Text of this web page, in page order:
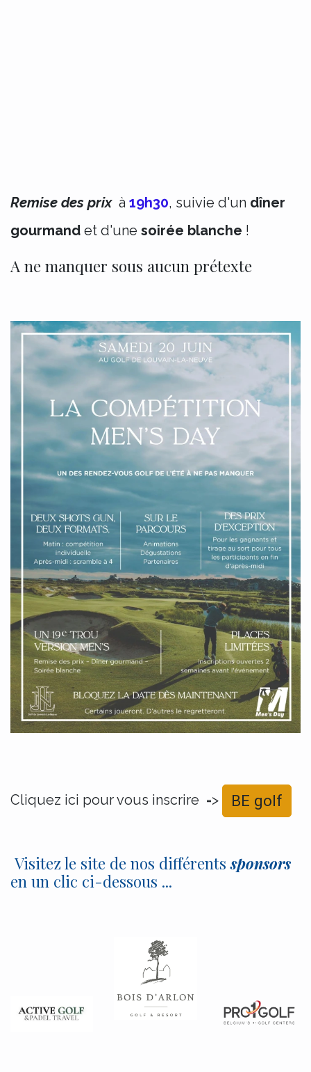
Remise des prixà 19h30, suivie d'un dîner
gourmand et d'une soirée blanche !
A ne manquer sous aucun prétexte
Cliquez ici pour vous inscrire => BE golf
Visitez le site de nos différentssponsors
en un clic ci-dessous ...